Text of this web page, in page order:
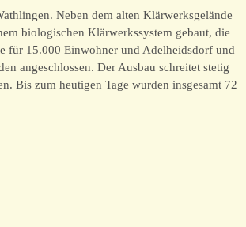
Neben dem alten Klärwerksgelände
biologischen Klärwerkssystem gebaut, die
für 15.000 Einwohner und Adelheidsdorf und
angeschlossen. Der Ausbau schreitet stetig
Bis zum heutigen Tage wurden insgesamt 72